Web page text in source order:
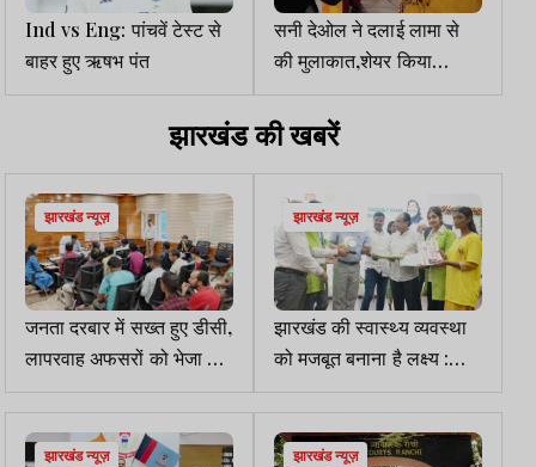
Ind vs Eng: पांचवें टेस्ट से
बाहर हुए ऋषभ पंत
सनी देओल ने दलाई लामा से
की मुलाकात,शेयर किया
इमोशनल नोट
झारखंड की खबरें
झारखंड न्यूज़
जनता दरबार में सख्त हुए डीसी,
लापरवाह अफसरों को भेजा शो-
कॉज नोटिस
झारखंड न्यूज़
झारखंड की स्वास्थ्य व्यवस्था
को मजबूत बनाना है लक्ष्य :
स्वास्थ्य मंत्री
झारखंड न्यूज़ झारखंड न्यूज़